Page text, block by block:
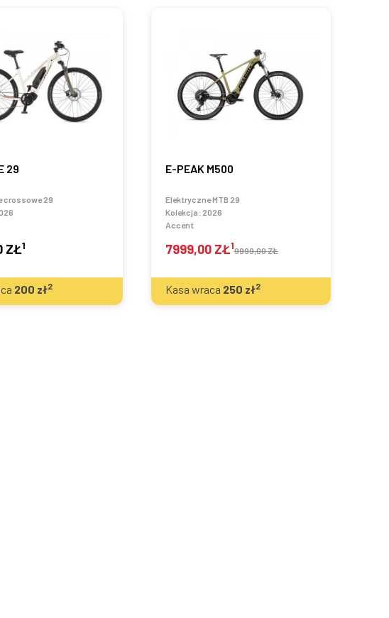
29
crossowe 29
ZŁ1
200 zł2
E-PEAK M500
Elektryczne MTB 29
Kolekcja: 2026
Accent
7999,00 ZŁ19999,00 ZŁ
Kasa wraca 250 zł2